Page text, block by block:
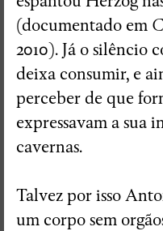
(documentado em
2010). Já o silêncio
deixa consumir, e
perceber de que
expressavam a sua
cavernas.
Talvez por isso
um corpo sem